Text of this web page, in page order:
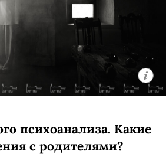
психоанализа. Какие
с родителями?